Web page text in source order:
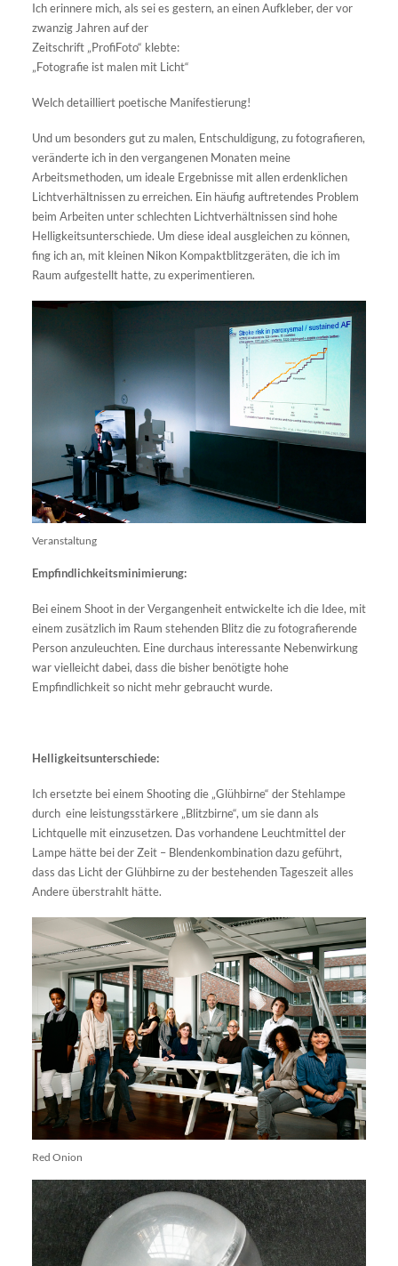
Ich erinnere mich, als sei es gestern, an einen Aufkleber, der vor
zwanzig Jahren auf der
Zeitschrift „ProfiFoto“ klebte:
„Fotografie ist malen mit Licht“
Welch detailliert poetische Manifestierung!
Und um besonders gut zu malen, Entschuldigung, zu fotografieren,
veränderte ich in den vergangenen Monaten meine
Arbeitsmethoden, um ideale Ergebnisse mit allen erdenklichen
Lichtverhältnissen zu erreichen. Ein häufig auftretendes Problem
beim Arbeiten unter schlechten Lichtverhältnissen sind hohe
Helligkeitsunterschiede. Um diese ideal ausgleichen zu können,
fing ich an, mit kleinen Nikon Kompaktblitzgeräten, die ich im
Raum aufgestellt hatte, zu experimentieren.
Veranstaltung
Empfindlichkeitsminimierung:
Bei einem Shoot in der Vergangenheit entwickelte ich die Idee, mit
einem zusätzlich im Raum stehenden Blitz die zu fotografierende
Person anzuleuchten. Eine durchaus interessante Nebenwirkung
war vielleicht dabei, dass die bisher benötigte hohe
Empfindlichkeit so nicht mehr gebraucht wurde.
Helligkeitsunterschiede:
Ich ersetzte bei einem Shooting die „Glühbirne“ der Stehlampe
durch eine leistungsstärkere „Blitzbirne“, um sie dann als
Lichtquelle mit einzusetzen. Das vorhandene Leuchtmittel der
Lampe hätte bei der Zeit – Blendenkombination dazu geführt,
dass das Licht der Glühbirne zu der bestehenden Tageszeit alles
Andere überstrahlt hätte.
Red Onion